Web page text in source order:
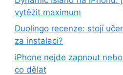
vytěžit maximum
Duolingo recenze: stojí
za instalaci?
iPhone nejde zapnout
co dělat